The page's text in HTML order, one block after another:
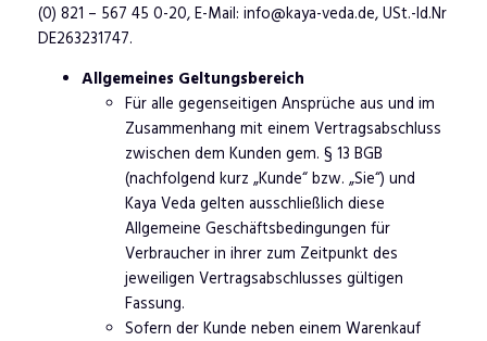
(0) 821 – 567 45 0-20, E-Mail: info@kaya-veda.de, USt.-Id.Nr
DE263231747.
Allgemeines Geltungsbereich
Für alle gegenseitigen Ansprüche aus und im
Zusammenhang mit einem Vertragsabschluss
zwischen dem Kunden gem. § 13 BGB
(nachfolgend kurz „Kunde“ bzw. „Sie“) und
Kaya Veda gelten ausschließlich diese
Allgemeine Geschäftsbedingungen für
Verbraucher in ihrer zum Zeitpunkt des
jeweiligen Vertragsabschlusses gültigen
Fassung.
Sofern der Kunde neben einem Warenkauf